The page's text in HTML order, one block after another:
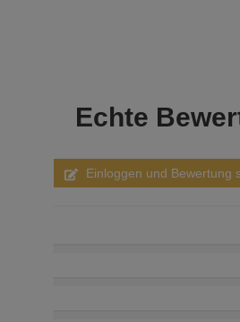
Echte
Einloggen und Bewertung